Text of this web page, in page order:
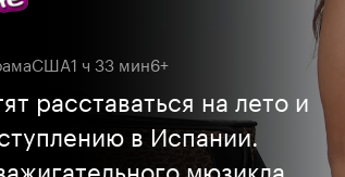
США1 ч 33 мин6+
расставаться на лето и
в Испании.
мюзикла